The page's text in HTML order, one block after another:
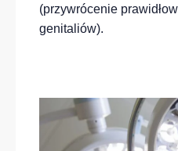
(przywrócenie
genitaliów).